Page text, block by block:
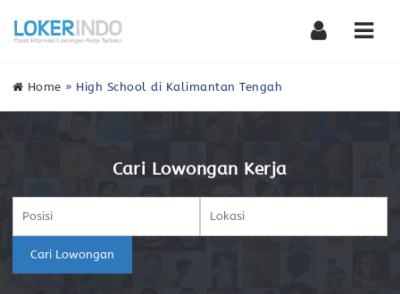
Home » High School di Kalimantan Tengah
Cari Lowongan Kerja
Cari Lowongan